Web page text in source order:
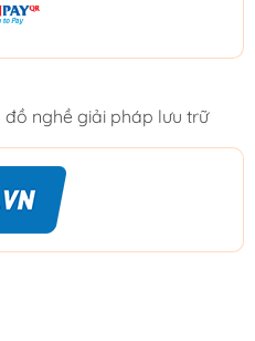
đồ nghề giải pháp lưu trữ